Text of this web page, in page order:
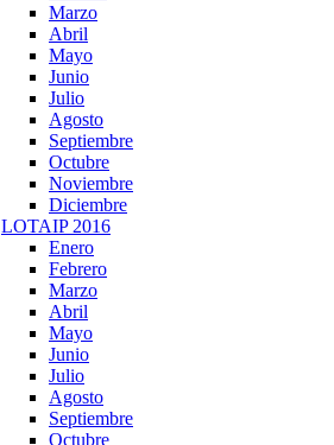
Marzo
Abril
Mayo
Junio
Julio
Agosto
Septiembre
Octubre
Noviembre
Diciembre
LOTAIP 2016
Enero
Febrero
Marzo
Abril
Mayo
Junio
Julio
Agosto
Septiembre
Octubre